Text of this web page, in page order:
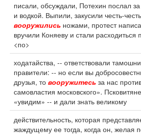
писали, обсуждали, Потехин послал за
и водкой. Выпили, закусили честь-
вооружились ножами, протест
вручили Коняеву и стали расходиться
<по>
ходатайства, -- ответствовали
правители: -- но если вы
друзья, то вооружитесь за нас
самовластия московского».
«увидим» -- и дали знать великому
действительность, которая
жаждущему ее тогда, когда он, желая